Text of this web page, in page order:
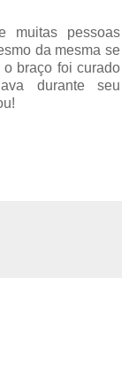
muitas pessoas
da mesma se
o braço foi curado
durante seu